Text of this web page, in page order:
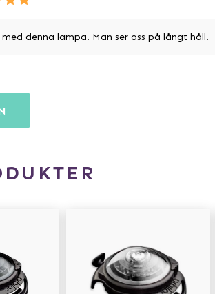
denna lampa. Man ser oss på långt håll.